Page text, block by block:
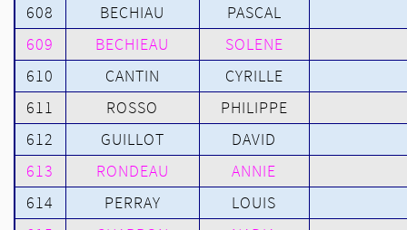
608
BECHIAU
PASCAL
609
BECHIEAU
SOLENE
610
CANTIN
CYRILLE
611
ROSSO
PHILIPPE
612
GUILLOT
DAVID
613
RONDEAU
ANNIE
614
PERRAY
LOUIS